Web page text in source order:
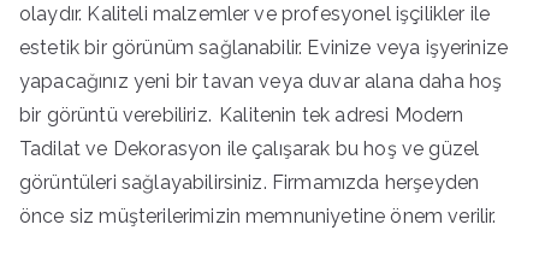
olaydır. Kaliteli malzemler ve profesyonel işçilikler ile
estetik bir görünüm sağlanabilir. Evinize veya işyerinize
yapacağınız yeni bir tavan veya duvar alana daha hoş
bir görüntü verebiliriz. Kalitenin tek adresi Modern
Tadilat ve Dekorasyon ile çalışarak bu hoş ve güzel
görüntüleri sağlayabilirsiniz. Firmamızda herşeyden
önce siz müşterilerimizin memnuniyetine önem verilir.